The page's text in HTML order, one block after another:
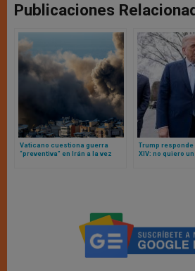
Publicaciones
Vaticano cuestiona guerra
“preventiva” en Irán a la vez
Trump responde
XIV: no quiero